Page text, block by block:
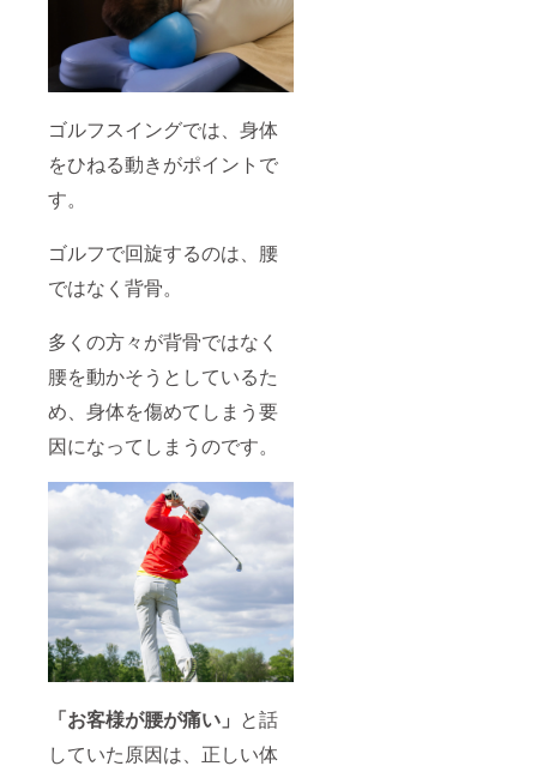
ゴルフスイングでは、身体
をひねる動きがポイントで
す。
ゴルフで回旋するのは、腰
ではなく背骨。
多くの方々が背骨ではなく
腰を動かそうとしているた
め、身体を傷めてしまう要
因になってしまうのです。
「お客様が腰が痛い」 と話
していた原因は、正しい体